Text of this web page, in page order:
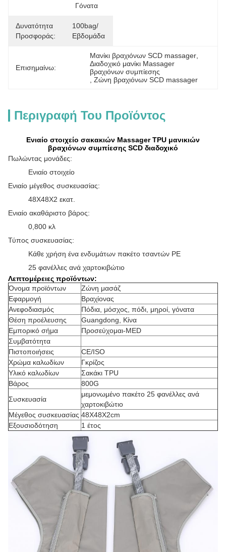
Γόνατα
Δυνατότητα
Προσφοράς:
100bag/
Εβδομάδα
Επισημαίνω:
Μανίκι βραχιόνων SCD massager
Διαδοχικό μανίκι Massager
βραχιόνων συμπίεσης
, Ζώνη βραχιόνων SCD massager
Περιγραφή Του Προϊόντος
Ενιαίο στοιχείο σακακιών Massager TPU μανικιών
βραχιόνων συμπίεσης SCD διαδοχικό
Πωλώντας μονάδες:
Ενιαίο στοιχείο
Ενιαίο μέγεθος συσκευασίας:
48X48X2 εκατ.
Ενιαίο ακαθάριστο βάρος:
0,800 κλ
Τύπος συσκευασίας:
Κάθε χρήση ένα ενδυμάτων πακέτο τσαντών PE
25 φανέλλες ανά χαρτοκιβώτιο
Λεπτομέρειες προϊόντων:
Όνομα προϊόντων
Ζώνη μασάζ
Εφαρμογή
Βραχίονας
Ανεφοδιασμός
Πόδια, μόσχος, πόδι, μηροί, γόνατα
Θέση προέλευσης
Guangdong, Κίνα
Εμπορικό σήμα
Προσεύχομαι-MED
Συμβατότητα
Πιστοποιήσεις
CE/ISO
Χρώμα καλωδίων
Γκρίζος
Υλικό καλωδίων
Σακάκι TPU
Βάρος
800G
Συσκευασία
μεμονωμένο πακέτο 25 φανέλλες ανά
χαρτοκιβώτιο
Μέγεθος συσκευασίας 48X48X2cm
Εξουσιοδότηση
1 έτος